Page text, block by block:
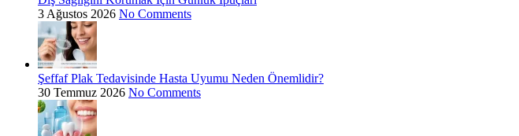
3 Ağustos 2026 No Comments
Şeffaf Plak Tedavisinde Hasta Uyumu Neden Önemlidir?
30 Temmuz 2026 No Comments